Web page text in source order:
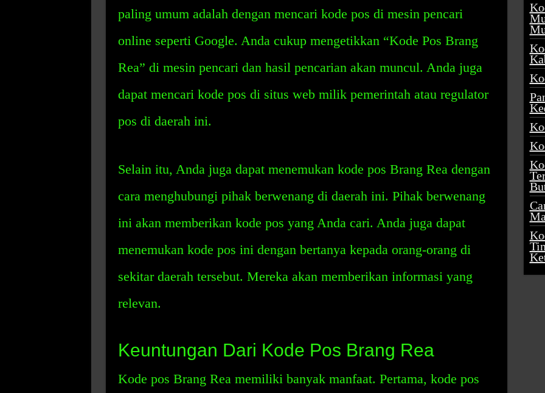
paling umum adalah dengan mencari kode pos di mesin pencari
online seperti Google. Anda cukup mengetikkan “Kode Pos Brang
Rea” di mesin pencari dan hasil pencarian akan muncul. Anda juga
dapat mencari kode pos di situs web milik pemerintah atau regulator
pos di daerah ini.
Selain itu, Anda juga dapat menemukan kode pos Brang Rea dengan
cara menghubungi pihak berwenang di daerah ini. Pihak berwenang
ini akan memberikan kode pos yang Anda cari. Anda juga dapat
menemukan kode pos ini dengan bertanya kepada orang-orang di
sekitar daerah tersebut. Mereka akan memberikan informasi yang
relevan.
Keuntungan Dari Kode Pos Brang Rea
Kode pos Brang Rea memiliki banyak manfaat. Pertama, kode pos